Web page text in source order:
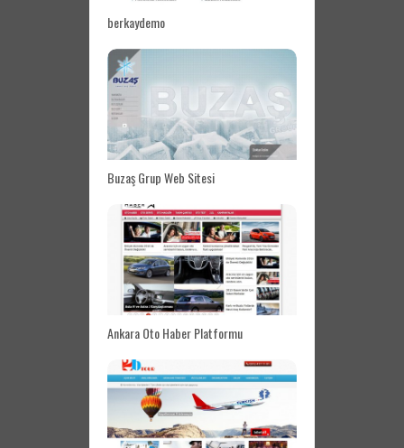
berkaydemo
Buzaş Grup Web Sitesi
Ankara Oto Haber Platformu